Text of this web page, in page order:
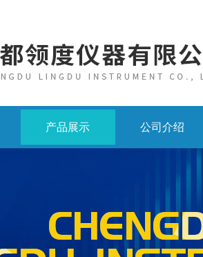
产品展示 公司介绍